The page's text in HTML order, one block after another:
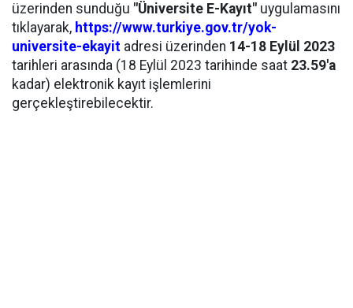
üzerinden sunduğu "Üniversite E-Kayıt" uygulamasını
tıklayarak, https://www.turkiye.gov.tr/yok-
universite-ekayit adresi üzerinden 14-18 Eylül 2023
tarihleri arasında (18 Eylül 2023 tarihinde saat 23.59'a
kadar) elektronik kayıt işlemlerini
gerçekleştirebilecektir.